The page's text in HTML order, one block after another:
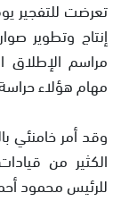
إنتاج وتطوير
مراسم الإطلاق
مهام هؤلاء
وقد أمر خامنئي
الكثير من
للرئيس محمود